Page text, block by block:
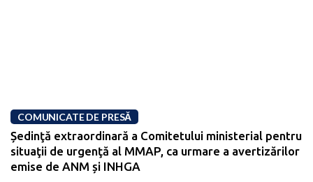
COMUNICATE DE PRESĂ
Ședinţă extraordinară a Comitetului ministerial pentru
situaţii de urgenţă al MMAP, ca urmare a avertizărilor
emise de ANM și INHGA